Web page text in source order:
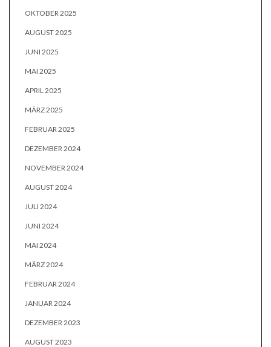
OKTOBER 2025
AUGUST 2025
JUNI 2025
MAI 2025
APRIL 2025
MÄRZ 2025
FEBRUAR 2025
DEZEMBER 2024
NOVEMBER 2024
AUGUST 2024
JULI 2024
JUNI 2024
MAI 2024
MÄRZ 2024
FEBRUAR 2024
JANUAR 2024
DEZEMBER 2023
AUGUST 2023